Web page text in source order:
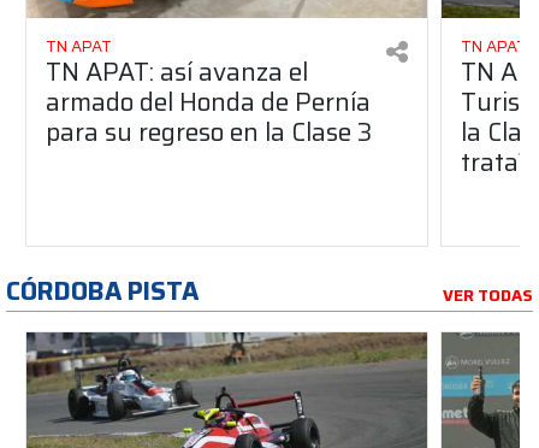
TN APAT
TN APAT: así avanza el
armado del Honda de Pernía
para su regreso en la Clase 3
TN APAT
TN
la
trata?
CÓRDOBA PISTA VER TODAS